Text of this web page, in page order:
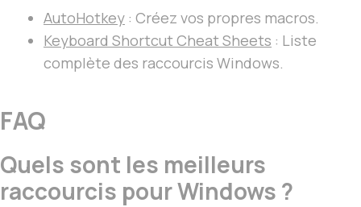
AutoHotkey : Créez vos propres macros.
Keyboard Shortcut Cheat Sheets : Liste
complète des raccourcis Windows.
FAQ
Quels sont les meilleurs
raccourcis pour Windows ?